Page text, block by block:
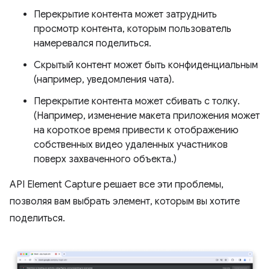
Перекрытие контента может затруднить
просмотр контента, которым пользователь
намеревался поделиться.
Скрытый контент может быть конфиденциальным
(например, уведомления чата).
Перекрытие контента может сбивать с толку.
(Например, изменение макета приложения может
на короткое время привести к отображению
собственных видео удаленных участников
поверх захваченного объекта.)
API Element Capture решает все эти проблемы,
позволяя вам выбрать элемент, которым вы хотите
поделиться.